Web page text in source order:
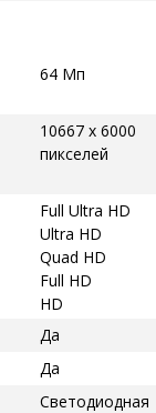
64 Мп
10667 x 6000
пикселей
Full Ultra HD
Ultra HD
Quad HD
Full HD
HD
Да
Да
Светодиодная